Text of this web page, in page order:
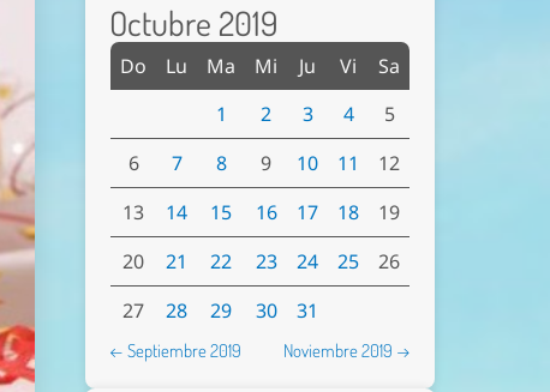
Octubre 2019
Do Lu Ma Mi Ju Vi
Sa
1
2 3 4
5
6
7 8 9 10 11
12
13
14 15 16 17 18
19
20
21 22 23 24 25
26
27
28 29 30 31
← Septiembre 2019 Noviembre 2019 →